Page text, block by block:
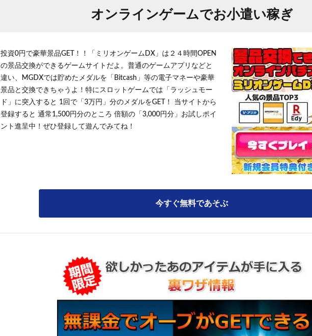
オンラインゲームでお小遣い稼ぎ
投資0円で豪華景品GET！！「ミリオンゲームDX」は２４時間OPEN
の景品交換ができるゲームサイトだよ。普通のゲームアプリなどと
違い、MGDXでは貯めたメダルを「Bitcash」等の電子マネーや豪華
景品と交換できちゃうよ！特にスロットゲームでは「ラッシュモー
ド」に突入すると 1回で「3万円」分のメダルをGET！ 当サイトから
登録すると 通常1,500円分のところ 倍額の「3,000円分」お試しポイ
ント進呈中！ぜひ登録して遊んでみてね！
今すぐ無料であそぶ